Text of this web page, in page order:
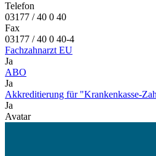
Telefon
03177 / 40 0 40
Fax
03177 / 40 0 40-4
Fachzahnarzt EU
Ja
ABO
Ja
Akkreditierung für "Krankenkasse-
Ja
Avatar